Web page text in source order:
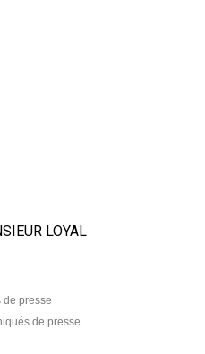
LOYAL
de presse
de presse